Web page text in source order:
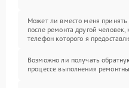
Может ли вместо меня принять
после ремонта другой человек,
телефон которого я
Возможно ли получать
процессе выполнения